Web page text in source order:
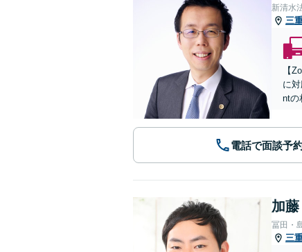
新清水
三
【
に
ntの
電話で面談予
加
冨田・
三